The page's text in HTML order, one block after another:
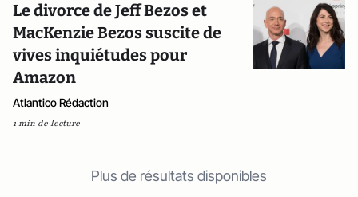
Le divorce de Jeff Bezos et
MacKenzie Bezos suscite de
vives inquiétudes pour
Amazon
Atlantico Rédaction
1 min de lecture
Plus de résultats disponibles